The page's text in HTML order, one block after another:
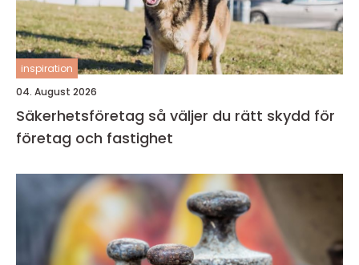
inspiration
04. August 2026
Säkerhetsföretag så väljer du rätt skydd för
företag och fastighet